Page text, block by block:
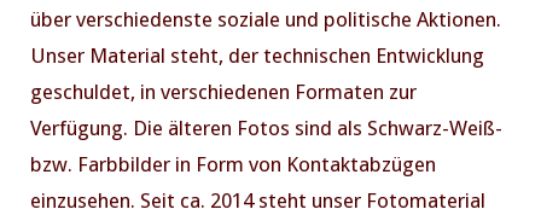
über verschiedenste soziale und politische Aktionen.
Unser Material steht, der technischen Entwicklung
geschuldet, in verschiedenen Formaten zur
Verfügung. Die älteren Fotos sind als Schwarz-Weiß-
bzw. Farbbilder in Form von Kontaktabzügen
einzusehen. Seit ca. 2014 steht unser Fotomaterial